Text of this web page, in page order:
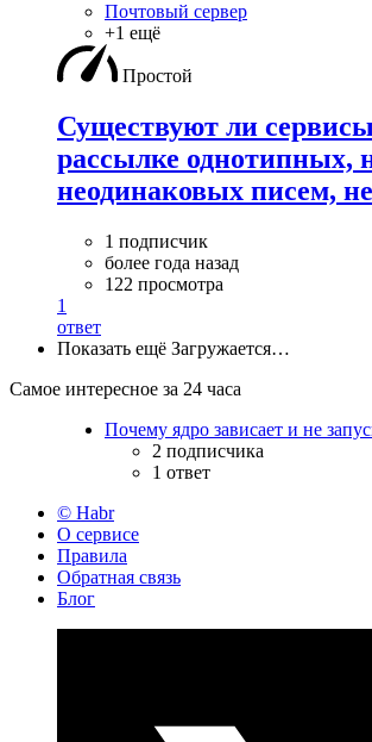
Почтовый сервер
+1 ещё
Простой
Существуют ли
рассылке однотипных,
неодинаковых писем,
1 подписчик
более года назад
122 просмотра
1
ответ
Показать ещё Загружается…
Самое интересное за 24 часа
Почему ядро зависает и не
2 подписчика
1 ответ
© Habr
О сервисе
Правила
Обратная связь
Блог